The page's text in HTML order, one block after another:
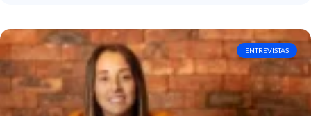
ENTREVISTAS